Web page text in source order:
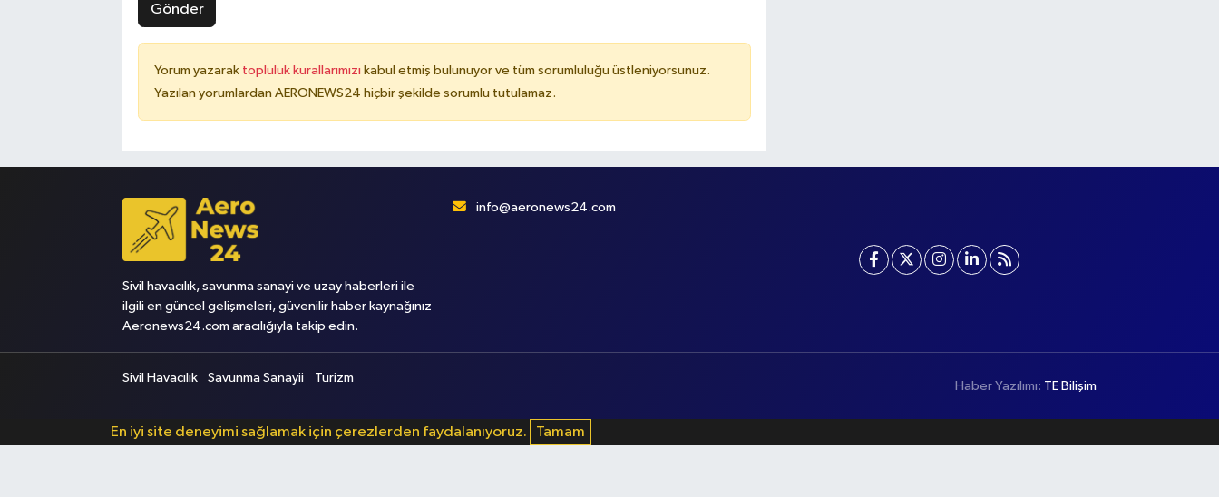
Gönder
Yorum yazarak topluluk kurallarımızı kabul etmiş bulunuyor ve tüm sorumluluğu üstleniyorsunuz.
Yazılan yorumlardan AERONEWS24 hiçbir şekilde sorumlu tutulamaz.
Sivil havacılık, savunma sanayi ve uzay haberleri ile
ilgili en güncel gelişmeleri, güvenilir haber kaynağınız
Aeronews24.com aracılığıyla takip edin.
info@aeronews24.com
Sivil Havacılık Savunma Sanayii Turizm
Haber Yazılımı: TE Bilişim
En iyi site deneyimi sağlamak için çerezlerden faydalanıyoruz. Tamam